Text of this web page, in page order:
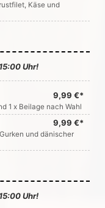
Käse und
Uhr!
9,99 €*
1 x Beilage nach Wahl
9,99 €*
und dänischer
Uhr!